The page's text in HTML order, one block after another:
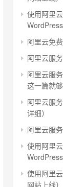
使用阿里
阿里云免
阿里云服
阿里云服
这一篇就够
阿里云服
详细）
阿里云服
使用阿里
使用阿里
网站上线）